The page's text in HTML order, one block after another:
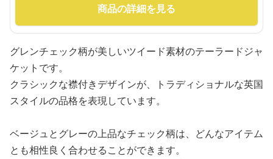
商品の詳細を見る
グレンチェック柄が美しいツイード素材のテーラードジャ
ケットです。
クラシックな襟付きデザインが、トラディショナルな英国
スタイルの品格を表現しています。
ベージュとグレーの上品なチェック柄は、どんなアイテム
とも相性良く合わせることができます。